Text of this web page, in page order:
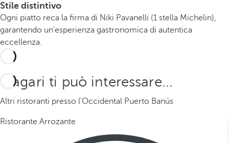
Stile distintivo
Ogni piatto reca la firma di Niki Pavanelli (1 stella Michelin),
garantendo un'esperienza gastronomica di autentica
eccellenza.
Magari ti può interessare...
Altri ristoranti presso l'Occidental Puerto Banús
Ristorante Arrozante